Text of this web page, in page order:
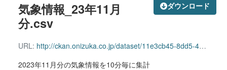
ダウンロード
気象情報_23年11月
分.csv
URL: http://ckan.onizuka.co.jp/dataset/11e3cb45-8dd5-41cd-aa65-658b8c73f7e8/resource/94a34957-361b-4ed9-9b88-39c2257fe0ca/download/weather_2311.csv
2023年11月分の気象情報を10分毎に集計